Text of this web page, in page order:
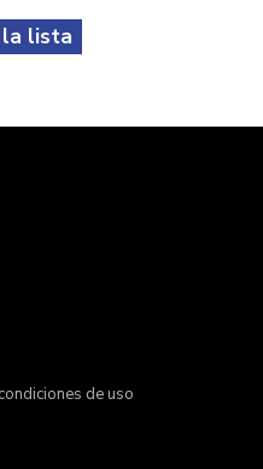
lista
de uso